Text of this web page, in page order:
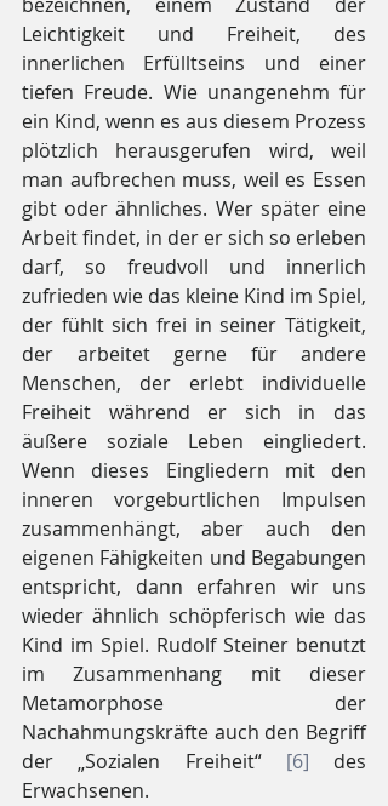
Leichtigkeit und Freiheit, des
innerlichen Erfülltseins und einer
tiefen Freude. Wie unangenehm für
ein Kind, wenn es aus diesem Prozess
plötzlich herausgerufen wird, weil
man aufbrechen muss, weil es Essen
gibt oder ähnliches. Wer später eine
Arbeit findet, in der er sich so erleben
darf, so freudvoll und innerlich
zufrieden wie das kleine Kind im Spiel,
der fühlt sich frei in seiner Tätigkeit,
der arbeitet gerne für andere
Menschen, der erlebt individuelle
Freiheit während er sich in das
äußere soziale Leben eingliedert.
Wenn dieses Eingliedern mit den
inneren vorgeburtlichen Impulsen
zusammenhängt, aber auch den
eigenen Fähigkeiten und Begabungen
entspricht, dann erfahren wir uns
wieder ähnlich schöpferisch wie das
Kind im Spiel. Rudolf Steiner benutzt
im Zusammenhang mit dieser
Metamorphose der
Nachahmungskräfte auch den Begriff
der „Sozialen Freiheit“ [6] des
Erwachsenen.